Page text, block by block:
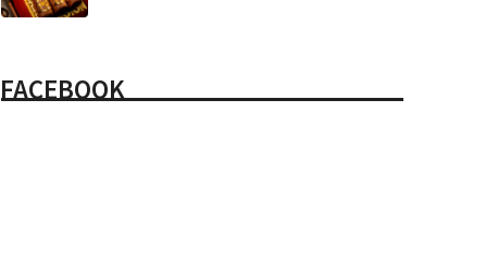
FACEBOOK